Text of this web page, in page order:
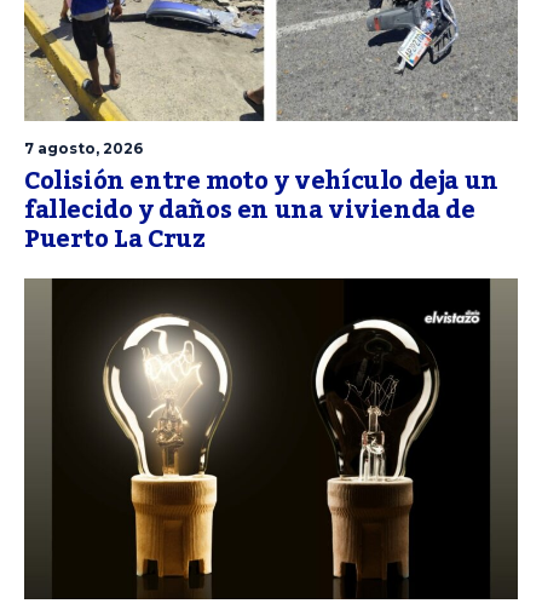
7 agosto, 2026
Colisión entre moto y vehículo deja un
fallecido y daños en una vivienda de
Puerto La Cruz